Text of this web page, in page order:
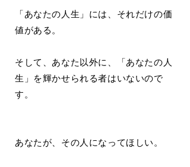
「あなたの人生」には、それだけの価
値がある。
そして、あなた以外に、「あなたの人
生」を輝かせられる者はいないので
す。
あなたが、その人になってほしい。